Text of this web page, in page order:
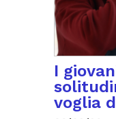
I
voglia